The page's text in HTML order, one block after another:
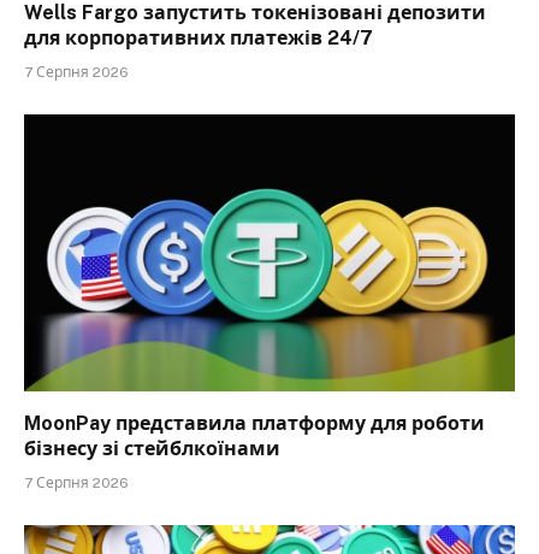
Wells Fargo запустить токенізовані депозити
для корпоративних платежів 24/7
7 Серпня 2026
MoonPay представила платформу для роботи
бізнесу зі стейблкоїнами
7 Серпня 2026